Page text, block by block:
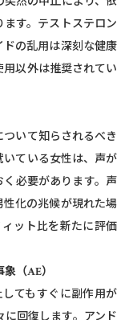
す。テストステロン
の乱用は深刻な健康
以外は推奨されてい
いて知らされるべき
ている女性は、声が
必要があります。声
化の兆候が現れた場
ット比を新たに評価
（AE）
てもすぐに副作用が
回復します。アンド